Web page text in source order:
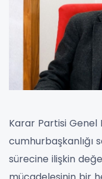
Karar Partisi Genel
cumhurbaşkanlığı
sürecine ilişkin